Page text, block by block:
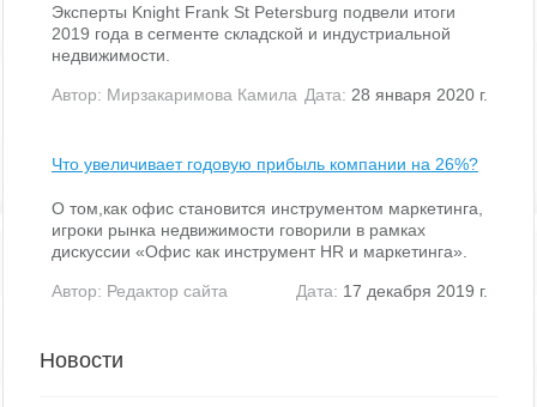
Эксперты Knight Frank St Petersburg подвели итоги
2019 года в сегменте складской и индустриальной
недвижимости.
Автор: Мирзакаримова Камила Дата: 28 января 2020 г.
Что увеличивает годовую прибыль компании на 26%?
О том,как офис становится инструментом маркетинга,
игроки рынка недвижимости говорили в рамках
дискуссии «Офис как инструмент HR и маркетинга».
Автор: Редактор сайта Дата: 17 декабря 2019 г.
Новости